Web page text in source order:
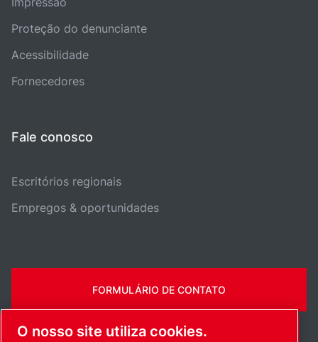
Proteção do denunciante
Acessibilidade
Fornecedores
Fale conosco
Escritórios regionais
Empregos & oportunidades
FORMULÁRIO DE CONTATO
O nosso site utiliza cookies.